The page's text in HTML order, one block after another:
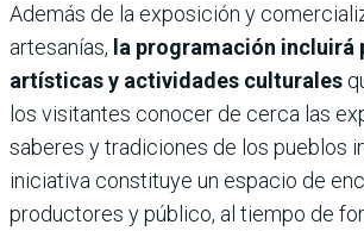
Además de la exposición y
artesanías, la programación incluirá
artísticas y actividades culturales
los visitantes conocer de cerca las
saberes y tradiciones de los pueblos
iniciativa constituye un espacio de
productores y público, al tiempo de